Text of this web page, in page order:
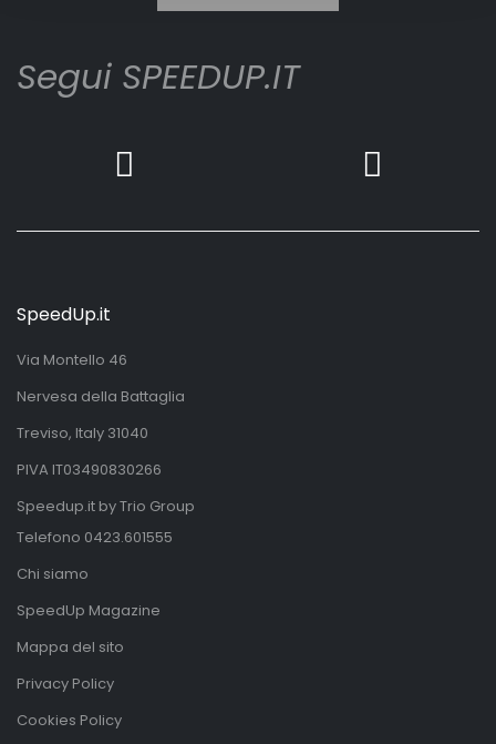
Segui SPEEDUP.IT
SpeedUp.it
Via Montello 46
Nervesa della Battaglia
Treviso, Italy 31040
PIVA IT03490830266
Speedup.it by Trio Group
Telefono 0423.601555
Chi siamo
SpeedUp Magazine
Mappa del sito
Privacy Policy
Cookies Policy